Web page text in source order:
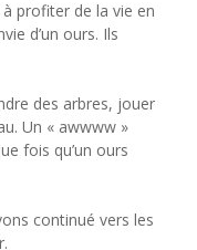
profiter de la vie en
d’un ours. Ils
des arbres, jouer
Un « awwww »
fois qu’un ours
continué vers les